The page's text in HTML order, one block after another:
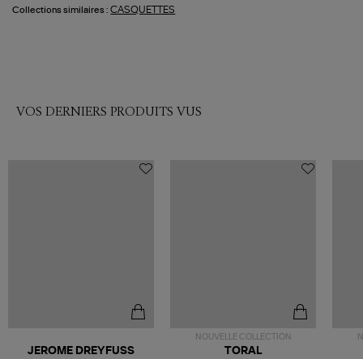
Collections similaires : CASQUETTES
VOS DERNIERS PRODUITS VUS
JEROME DREYFUSS
NOUVELLE COLLECTION
TORAL